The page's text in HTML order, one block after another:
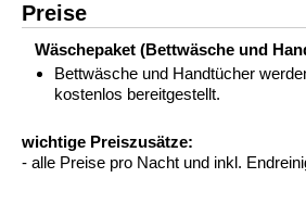
Preise
Wäschepaket (Bettwäsche und
Bettwäsche und Handtücher
kostenlos bereitgestellt.
wichtige Preiszusätze:
- alle Preise pro Nacht und inkl.